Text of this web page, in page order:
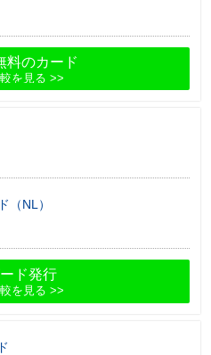
料のカード
を見る
（NL）
ド発行
を見る